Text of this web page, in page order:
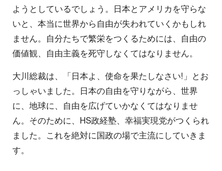
ようとしているでしょう。日本とアメリカを守らな
いと、本当に世界から自由が失われていくかもしれ
ません。自分たちで繁栄をつくるためには、自由の
価値観、自由主義を死守しなくてはなりません。
大川総裁は、「日本よ、使命を果たしなさい!」とお
っしゃいました。日本の自由を守りながら、世界
に、地球に、自由を広げていかなくてはなりませ
ん。そのために、HS政経塾、幸福実現党がつくられ
ました。これを絶対に国政の場で主流にしていきま
す。